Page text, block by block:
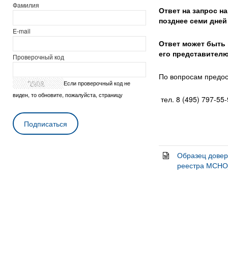
Ответ на запрос
позднее семи
Ответ может
его
По вопросам
тел. 8 (495) 797-
Образец
реестра
Фамилия
E-mail
Проверочный код
Если проверочный код не
виден, то обновите, пожалуйста, страницу